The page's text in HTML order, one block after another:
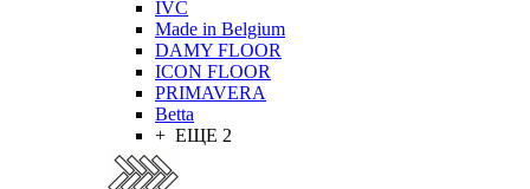
IVC
Made in Belgium
DAMY FLOOR
ICON FLOOR
PRIMAVERA
Betta
+ ЕЩЕ 2